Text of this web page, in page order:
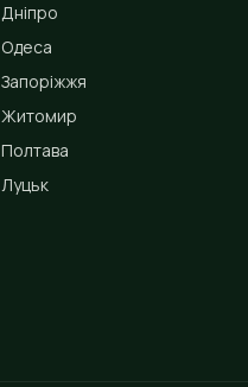
Дніпро
Одеса
Запоріжжя
Житомир
Полтава
Луцьк